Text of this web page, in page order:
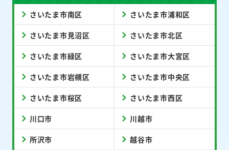
さいたま市南区 さいたま市浦和区
さいたま市見沼区 さいたま市北区
さいたま市緑区 さいたま市大宮区
さいたま市岩槻区 さいたま市中央区
さいたま市桜区 さいたま市西区
川口市 川越市
所沢市 越谷市